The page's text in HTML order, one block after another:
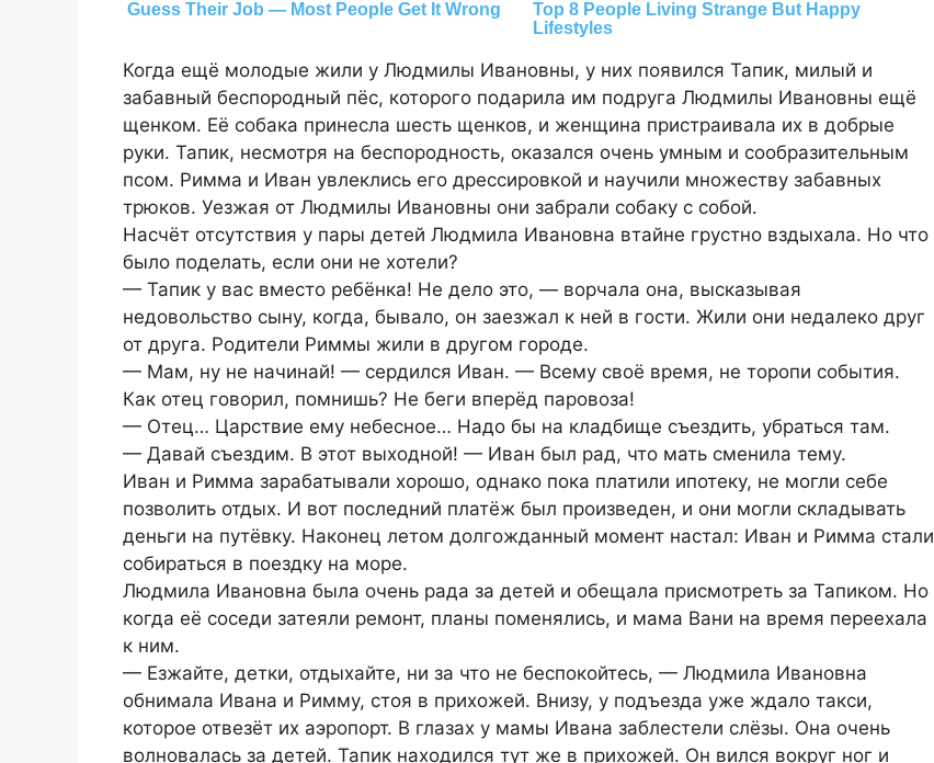
Когда ещё молодые жили у Людмилы Ивановны, у них появился Тапик, милый и
забавный беспородный пёс, которого подарила им подруга Людмилы Ивановны ещё
щенком. Её собака принесла шесть щенков, и женщина пристраивала их в добрые
руки. Тапик, несмотря на беспородность, оказался очень умным и сообразительным
псом. Римма и Иван увлеклись его дрессировкой и научили множеству забавных
трюков. Уезжая от Людмилы Ивановны они забрали собаку с собой.
Насчёт отсутствия у пары детей Людмила Ивановна втайне грустно вздыхала. Но что
было поделать, если они не хотели?
— Тапик у вас вместо ребёнка! Не дело это, — ворчала она, высказывая
недовольство сыну, когда, бывало, он заезжал к ней в гости. Жили они недалеко друг
от друга. Родители Риммы жили в другом городе.
— Мам, ну не начинай! — сердился Иван. — Всему своё время, не торопи события.
Как отец говорил, помнишь? Не беги вперёд паровоза!
— Отец… Царствие ему небесное… Надо бы на кладбище съездить, убраться там.
— Давай съездим. В этот выходной! — Иван был рад, что мать сменила тему.
Иван и Римма зарабатывали хорошо, однако пока платили ипотеку, не могли себе
позволить отдых. И вот последний платёж был произведен, и они могли складывать
деньги на путёвку. Наконец летом долгожданный момент настал: Иван и Римма стали
собираться в поездку на море.
Людмила Ивановна была очень рада за детей и обещала присмотреть за Тапиком. Но
когда её соседи затеяли ремонт, планы поменялись, и мама Вани на время переехала
к ним.
— Езжайте, детки, отдыхайте, ни за что не беспокойтесь, — Людмила Ивановна
обнимала Ивана и Римму, стоя в прихожей. Внизу, у подъезда уже ждало такси,
которое отвезёт их аэропорт. В глазах у мамы Ивана заблестели слёзы. Она очень
волновалась за детей. Тапик находился тут же в прихожей. Он вился вокруг ног и